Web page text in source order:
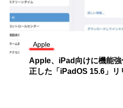
Apple
Apple、iPad向けに機能強
正した「iPadOS 15.6」リ